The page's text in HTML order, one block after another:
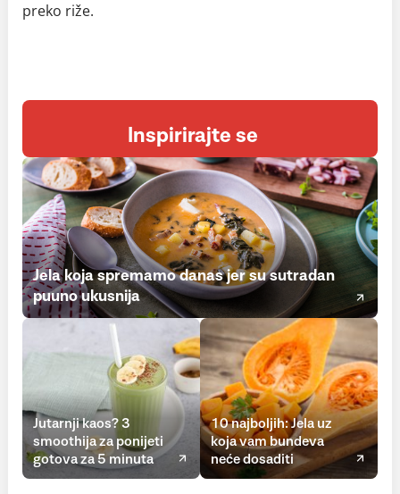
preko riže.
Inspirirajte se
Jela koja spremamo danas jer su sutradan
puuno ukusnija
Jutarnji kaos? 3
smoothija za ponijeti
gotova za 5 minuta
10 najboljih: Jela uz
koja vam bundeva
neće dosaditi